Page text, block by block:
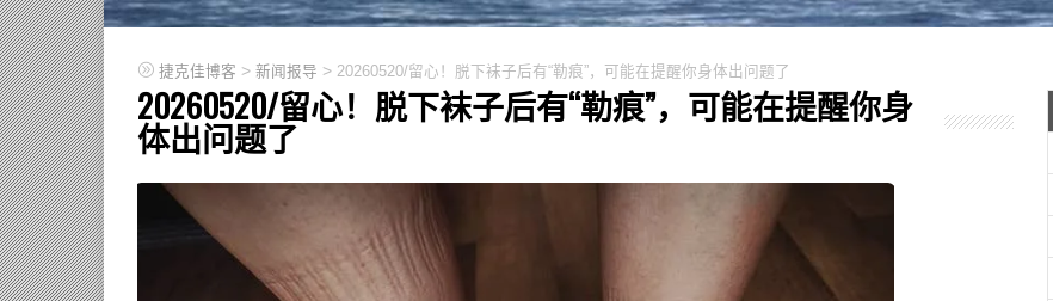
捷克佳博客 > 新闻报导 > 20260520/留心！脱下袜子后有“勒痕”，可能在提醒你身体出问题了
20260520/留心！脱下袜子后有“勒痕”，可能在提醒你身
体出问题了